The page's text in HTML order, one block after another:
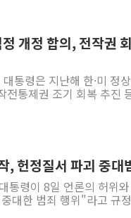
개정 합의, 전작권
통령은 지난해 한·미 정
전통제권 조기 회복 추진
, 헌정질서 파괴 중
령이 8일 언론의 허위
대한 범죄 행위"라고 규